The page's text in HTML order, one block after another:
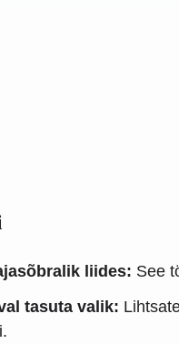
liides: See
tasuta valik: